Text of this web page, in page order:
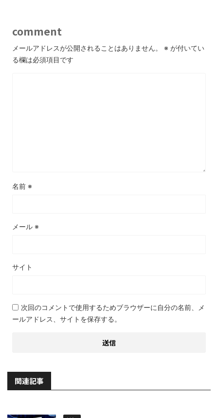
comment
メールアドレスが公開されることはありません。 ※ が付いてい
る欄は必須項目です
名前 ※
メール ※
サイト
次回のコメントで使用するためブラウザーに自分の名前、メ
ールアドレス、サイトを保存する。
関連記事